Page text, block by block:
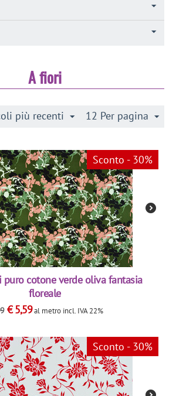
A fiori
più recenti 12 Per pagina
Sconto - 30%
puro cotone verde oliva fantasia
floreale
€5,59al metro incl. IVA 22%
Sconto - 30%